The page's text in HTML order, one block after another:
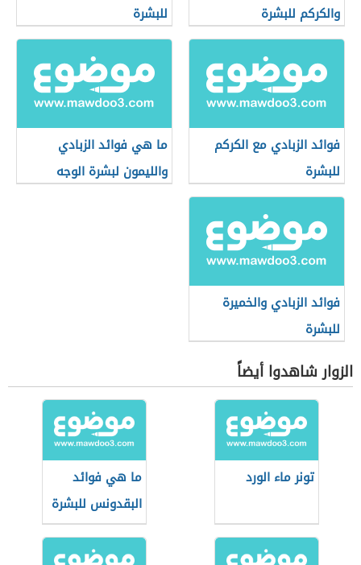
والكركم للبشرة
للبشرة
فوائد الزبادي مع الكركم
للبشرة
ما هي فوائد الزبادي
والليمون لبشرة الوجه
فوائد الزبادي والخميرة
للبشرة
الزوار شاهدوا أيضاً
تونر ماء الورد
ما هي فوائد
البقدونس للبشرة